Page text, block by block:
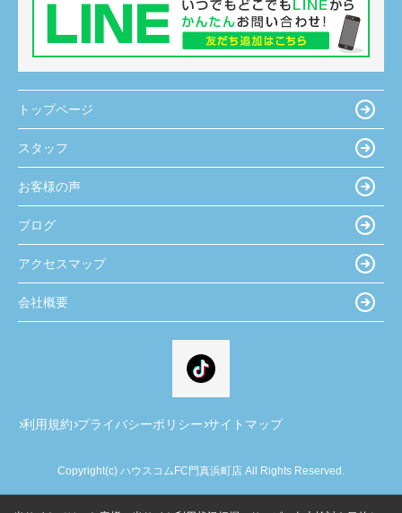
トップページ
スタッフ
お客様の声
ブログ
アクセスマップ
会社概要
利用規約 プライバシーポリシー サイトマップ
Copyright(c) ハウスコムFC門真浜町店 All Rights Reserved.